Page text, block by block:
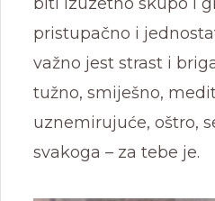
pristupačno i
važno jest strast i
tužno, smiješno,
uznemirujuće, oštro,
svakoga – za tebe je.